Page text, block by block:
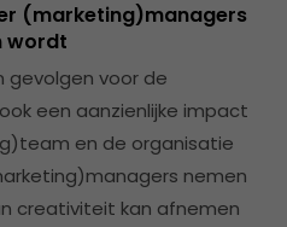
(marketing)managers
wordt
gevolgen voor de
een aanzienlijke impact
en de organisatie
nemen
creativiteit kan afnemen